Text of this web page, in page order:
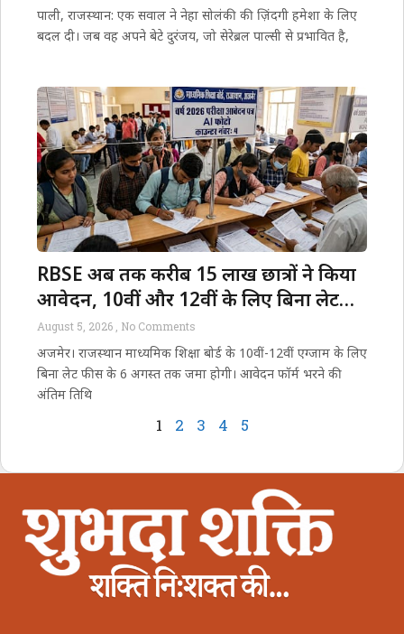
पाली, राजस्थान: एक सवाल ने नेहा सोलंकी की ज़िंदगी हमेशा के लिए
बदल दी। जब वह अपने बेटे दुरंजय, जो सेरेब्रल पाल्सी से प्रभावित है,
RBSE अब तक करीब 15 लाख छात्रों ने किया
आवेदन, 10वीं और 12वीं के लिए बिना लेट
फीस के 6 अगस्त तक भर सकेंगे फॉर्म
August 5, 2026 No Comments
अजमेर। राजस्थान माध्यमिक शिक्षा बोर्ड के 10वीं-12वीं एग्जाम के लिए
बिना लेट फीस के 6 अगस्त तक जमा होगी। आवेदन फॉर्म भरने की
अंतिम तिथि
1 2 3 4 5